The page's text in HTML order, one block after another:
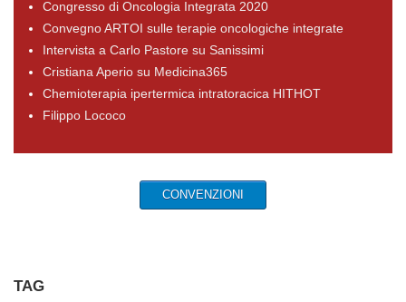
Congresso di Oncologia Integrata 2020
Convegno ARTOI sulle terapie oncologiche integrate
Intervista a Carlo Pastore su Sanissimi
Cristiana Aperio su Medicina365
Chemioterapia ipertermica intratoracica HITHOT
Filippo Lococo
CONVENZIONI
TAG